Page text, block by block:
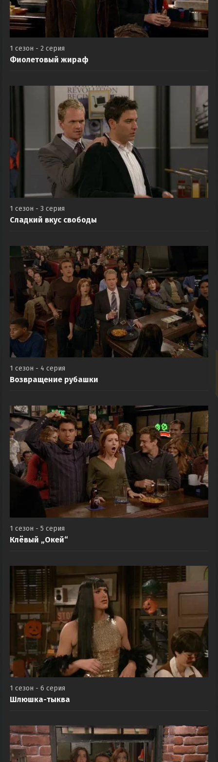
1 сезон - 2 серия
Фиолетовый жираф
1 сезон - 3 серия
Сладкий вкус свободы
1 сезон - 4 серия
Возвращение рубашки
1 сезон - 5 серия
Клёвый „Окей“
1 сезон - 6 серия
Шлюшка-тыква